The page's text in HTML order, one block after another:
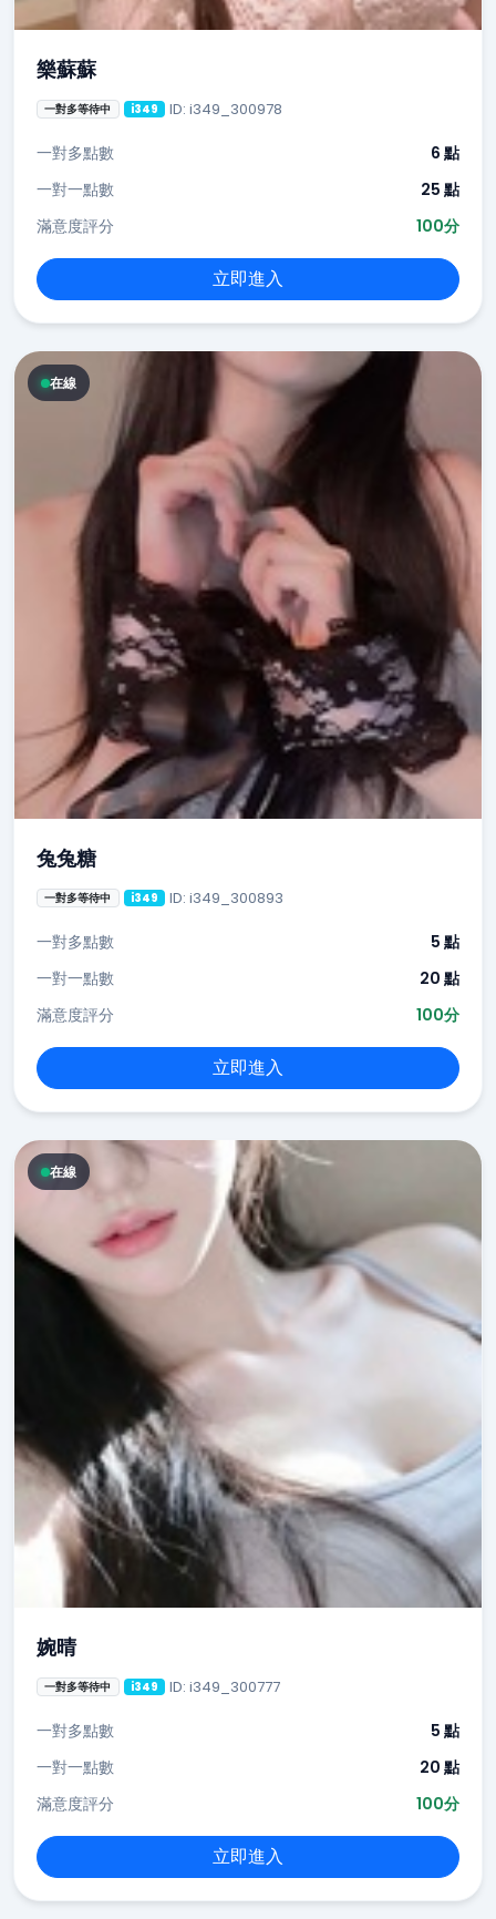
樂蘇蘇
一對多等待中 i349 ID: i349_300978
一對多點數
6 點
一對一點數
25 點
滿意度評分
100分
立即進入
在線
兔兔糖
一對多等待中 i349 ID: i349_300893
一對多點數
5 點
一對一點數
20 點
滿意度評分
100分
立即進入
在線
婉晴
一對多等待中 i349 ID: i349_300777
一對多點數
5 點
一對一點數
20 點
滿意度評分
100分
立即進入